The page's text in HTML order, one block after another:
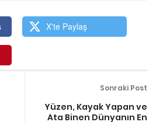
X'te Paylaş
Sonraki Post
Yüzen, Kayak Yapan ve
Ata Binen Dünyanın En